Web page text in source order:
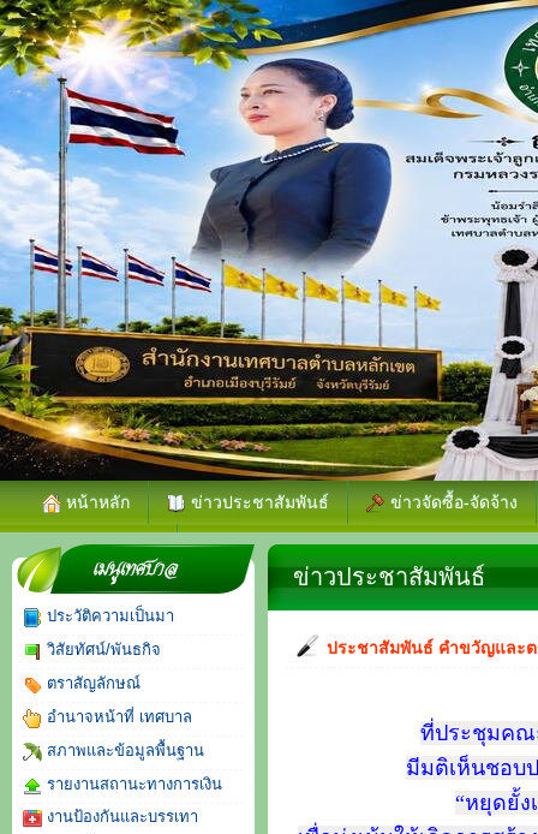
หน้าหลัก ข่าวประชาสัมพันธ์ ข่าวจัดซื้อ-จัดจ้าง
จดหมายข่าว
ประวัติความเป็นมา
วิสัยทัศน์/พันธกิจ
ตราสัญลักษณ์
อำนาจหน้าที่ เทศบาล
สภาพและข้อมูลพื้นฐาน
รายงานสถานะทางการเงิน
งานป้องกันและบรรเทา
ข่าวประชาสัมพันธ์
ประชาสัมพันธ์ คำขวัญและ
ที่ประชุมคณ
มีมติเห็นชอบ
“หยุดยั้ง